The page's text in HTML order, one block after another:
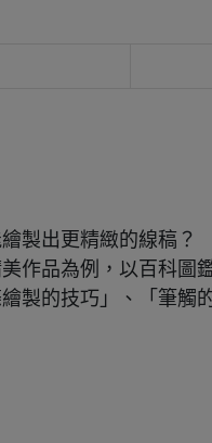
製出更精緻的線稿？
作品為例，以百科圖
製的技巧」、「筆觸